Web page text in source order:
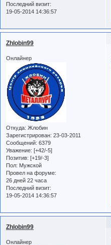
Последний визит:
19-05-2014 14:36:57
Zhlobin99
Онлайнер
Откуда: Жлобин
Зарегистрирован: 23-03-2011
Сообщений: 6379
Уважение: [+42/-5]
Позитив: [+19/-3]
Пол: Мужской
Провел на форуме:
26 дней 22 часа
Последний визит:
19-05-2014 14:36:57
Zhlobin99
Онлайнер